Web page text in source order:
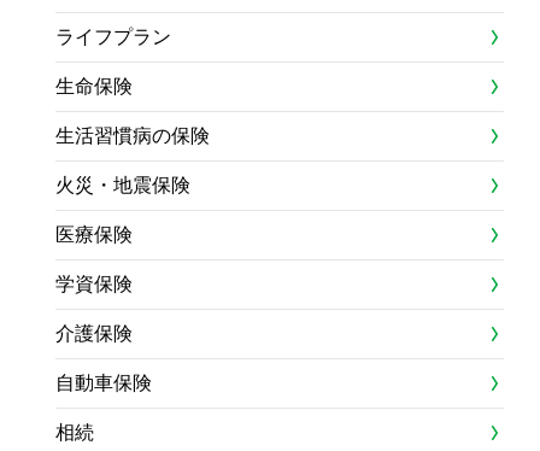
ライフプラン
生命保険
生活習慣病の保険
火災・地震保険
医療保険
学資保険
介護保険
自動車保険
相続